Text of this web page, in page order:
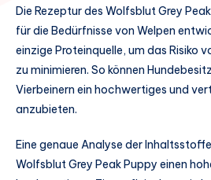
Die Rezeptur des Wolfsblut Grey
für die Bedürfnisse von Welpen
einzige Proteinquelle, um das Risiko
zu minimieren. So können
Vierbeinern ein hochwertiges und
anzubieten.
Eine genaue Analyse der
Wolfsblut Grey Peak Puppy einen